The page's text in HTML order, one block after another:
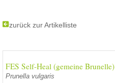
zurück zur Artikelliste
FES Self-Heal (gemeine Brunelle)
Prunella vulgaris